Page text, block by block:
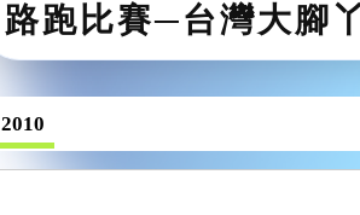
路跑比賽─台灣大腳
2010